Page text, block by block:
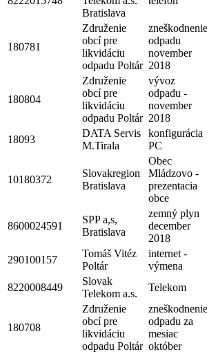
Bratislava
180781
Združenie
obcí pre
likvidáciu
odpadu Poltár
zneškodnenie
odpadu
november
2018
180804
Združenie
obcí pre
likvidáciu
odpadu Poltár
vývoz
odpadu -
november
2018
18093
DATA Servis
M.Tirala
konfigurácia
PC
10180372
Slovakregion
Bratislava
Obec
Mládzovo -
prezentacia
obce
8600024591
SPP a,s,
Bratislava
zemný plyn
december
2018
290100157
Tomáš Vitéz
Poltár
internet -
výmena
8220008449
Slovak
Telekom a.s.
Telekom
180708
Združenie
obcí pre
likvidáciu
odpadu Poltár
zneškodnenie
odpadu za
mesiac
október